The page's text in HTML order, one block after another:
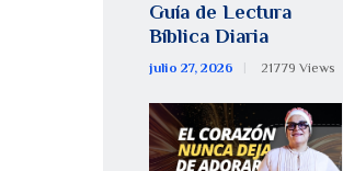
Guía de Lectura
Bíblica Diaria
julio 27, 2026 21779 Views